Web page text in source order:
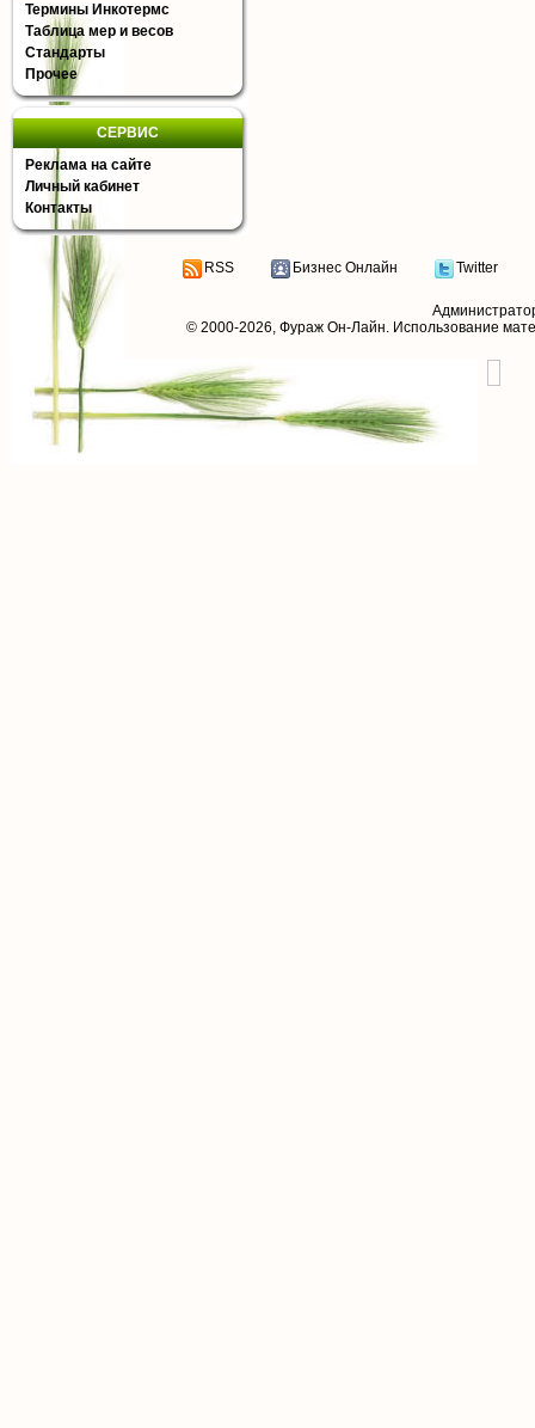
Термины Инкотермс
Таблица мер и весов
Стандарты
Прочее
СЕРВИС
Реклама на сайте
Личный кабинет
Контакты
RSS Бизнес Онлайн Twitter
© 2000-2026, Фураж Он-Лайн. Использование